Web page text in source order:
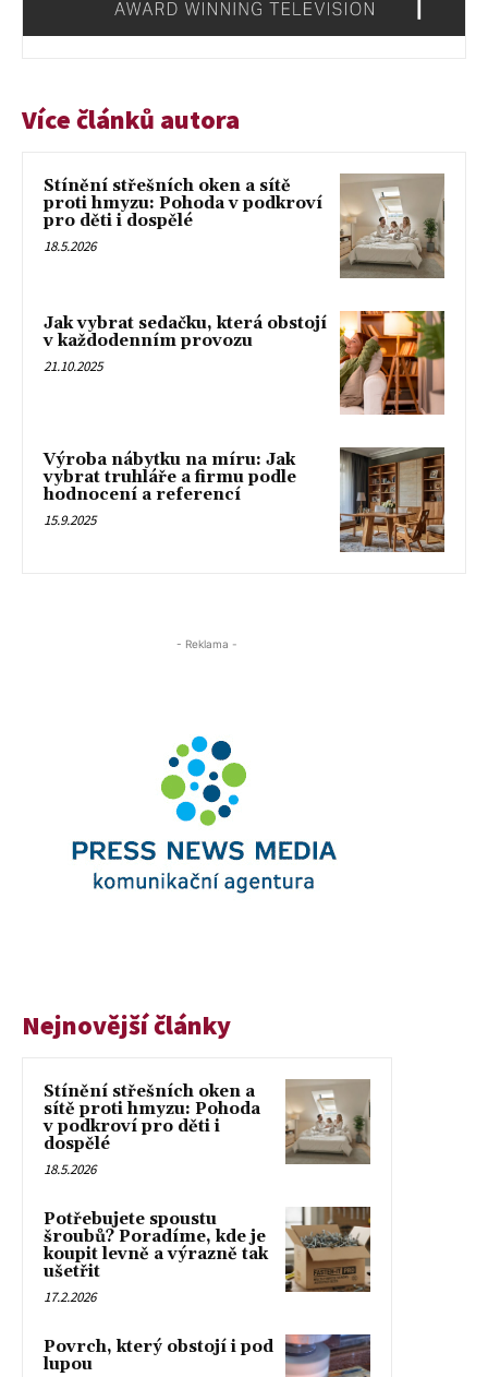
Více článků autora
Stínění střešních oken a sítě
proti hmyzu: Pohoda v podkroví
pro děti i dospělé
18.5.2026
Jak vybrat sedačku, která obstojí
v každodenním provozu
21.10.2025
Výroba nábytku na míru: Jak
vybrat truhláře a firmu podle
hodnocení a referencí
15.9.2025
- Reklama -
Nejnovější články
Stínění střešních oken a
sítě proti hmyzu: Pohoda
v podkroví pro děti i
dospělé
18.5.2026
Potřebujete spoustu
šroubů? Poradíme, kde je
koupit levně a výrazně tak
ušetřit
17.2.2026
Povrch, který obstojí i pod
lupou